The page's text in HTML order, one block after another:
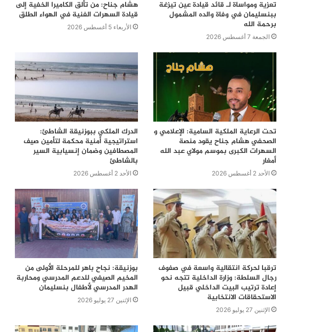
تعزية ومواساة لـ قائد قيادة عين تيزغة
ببنسليمان في وفاة والده المشمول
برحمة الله
الجمعة 7 أغسطس 2026
هشام جناح: من تألق الكاميرا الخفية إلى
قيادة السهرات الفنية في الهواء الطلق
الأربعاء 5 أغسطس 2026
تحت الرعاية الملكية السامية: الإعلامي و
الصحفي هشام جناح يقود منصة
السهرات الكبرى بموسم مولاي عبد الله
أمغار
الأحد 2 أغسطس 2026
الدرك الملكي ببوزنيقة الشاطئ:
استراتيجية أمنية محكمة لتأمين صيف
المصطافين وضمان إنسيابية السير
بالشاطئ
الأحد 2 أغسطس 2026
ترقبا لحركة انتقالية واسعة في صفوف
رجال السلطة: وزارة الداخلية تتجه نحو
إعادة ترتيب البيت الداخلي قبيل
الاستحقاقات الانتخابية
الإثنين 27 يوليو 2026
بوزنيقة: نجاح باهر للمرحلة الأولى من
المخيم الصيفي للدعم المدرسي ومحاربة
الهدر المدرسي لأطفال بنسليمان
الإثنين 27 يوليو 2026